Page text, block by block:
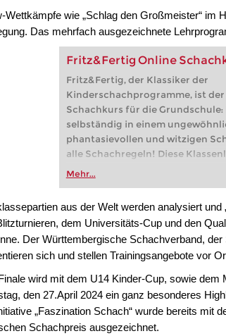
Wettkämpfe wie „Schlag den Großmeister“ im
Das mehrfach ausgezeichnete
Fritz&Fertig Online
Fritz&Fertig, der Klassiker der
Kinderschachprogramme, ist der
Schachkurs für die Grundschule:
selbständig in einem
phantasievollen und witzigen
alle Schachregeln! Diese
Spielerpässe mit Fritz&Fertig
Mehr...
aus der Welt werden analysiert
dem Universitäts-Cup und den
Der Württembergische Schachverband,
sich und stellen Trainingsangebote vor
wird mit dem U14 Kinder-Cup, sowie
den 27.April 2024 ein ganz besonderes
„Faszination Schach“ wurde bereits mit
Schachpreis ausgezeichnet.